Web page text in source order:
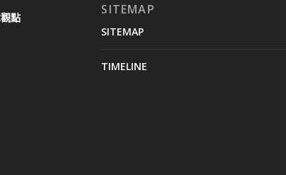
點
SITEMAP
SITEMAP
TIMELINE